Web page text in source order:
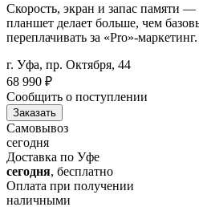
Скорость, экран и запас памяти
планшет делает больше, чем
переплачивать за «Pro»-маркетинг.
г. Уфа, пр. Октября, 44
68 990 ₽
Сообщить о поступлении
Заказать
Самовывоз
сегодня
Доставка по Уфе
сегодня, бесплатно
Оплата при получении
наличными